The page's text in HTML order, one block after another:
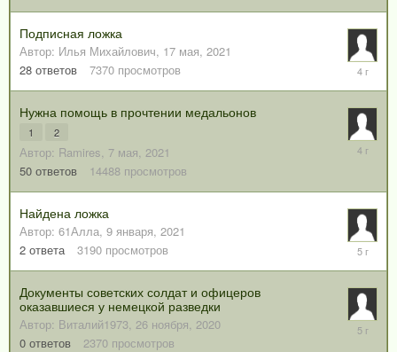
2022
Подписная ложка
Автор: Илья Михайлович, 17 мая, 2021
28 ответов 7370 просмотров
2022
Нужна помощь в прочтении медальонов
1 2
Автор: Ramires, 7 мая, 2021
50 ответов 14488 просмотров
19
Найдена ложка
Автор: 61Алла, 9 января, 2021
2 ответа 3190 просмотров
10
2021
Документы советских солдат и офицеров
оказавшиеся у немецкой разведки
Автор: Виталий1973, 26 ноября, 2020
0 ответов 2370 просмотров
26